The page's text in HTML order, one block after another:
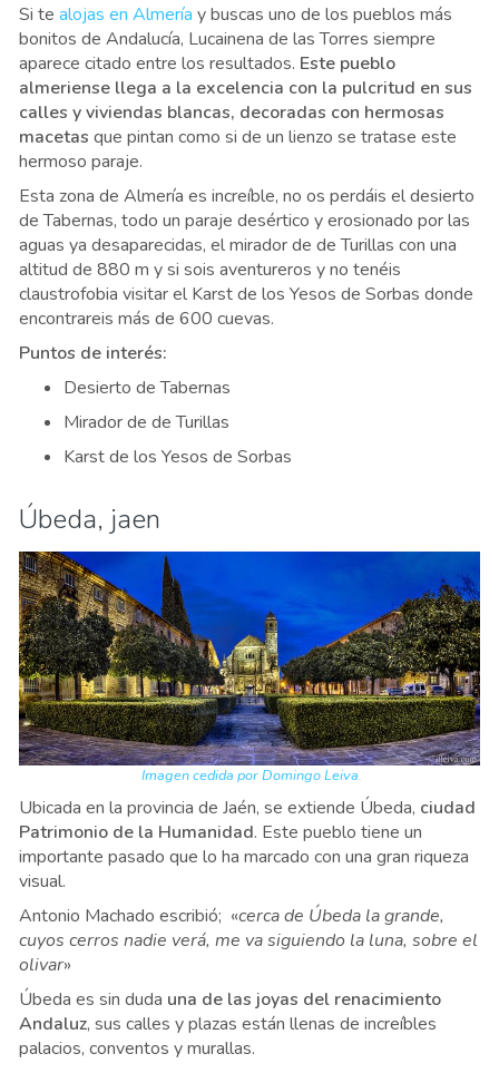
Si te alojas en Almería y buscas uno de los pueblos más
bonitos de Andalucía, Lucainena de las Torres siempre
aparece citado entre los resultados. Este pueblo
almeriense llega a la excelencia con la pulcritud en sus
calles y viviendas blancas, decoradas con hermosas
macetas que pintan como si de un lienzo se tratase este
hermoso paraje.
Esta zona de Almería es increíble, no os perdáis el desierto
de Tabernas, todo un paraje desértico y erosionado por las
aguas ya desaparecidas, el mirador de de Turillas con una
altitud de 880 m y si sois aventureros y no tenéis
claustrofobia visitar el Karst de los Yesos de Sorbas donde
encontrareis más de 600 cuevas.
Puntos de interés:
Desierto de Tabernas
Mirador de de Turillas
Karst de los Yesos de Sorbas
Úbeda, jaen
Imagen cedida por Domingo Leiva.
Ubicada en la provincia de Jaén, se extiende Úbeda, ciudad
Patrimonio de la Humanidad. Este pueblo tiene un
importante pasado que lo ha marcado con una gran riqueza
visual.
Antonio Machado escribió; «cerca de Úbeda la grande,
cuyos cerros nadie verá, me va siguiendo la luna, sobre el
olivar»
Úbeda es sin duda una de las joyas del renacimiento
Andaluz, sus calles y plazas están llenas de increíbles
palacios, conventos y murallas.